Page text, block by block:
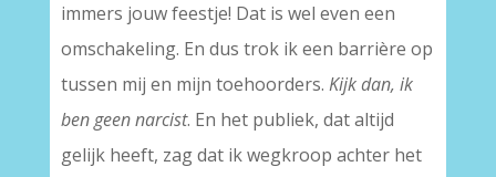
immers jouw feestje! Dat is wel even een
omschakeling. En dus trok ik een barrière op
tussen mij en mijn toehoorders. Kijk dan, ik
ben geen narcist. En het publiek, dat altijd
gelijk heeft, zag dat ik wegkroop achter het